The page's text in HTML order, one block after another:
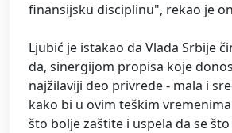
finansijsku disciplinu", rekao je
Ljubić je istakao da Vlada Srbije
da, sinergijom propisa koje
najžilaviji deo privrede - mala i
kako bi u ovim teškim
što bolje zaštite i uspela da se